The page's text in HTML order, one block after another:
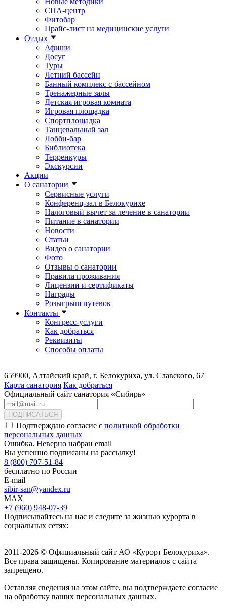
СПА-центр
Фитобар
Прайс-лист на медицинские услуги
Отдых
Афиши
Досуг
Туры
Летний бассейн
Банный комплекс с бассейном
Тренажерные залы
Детская игровая комната
Игровая площадка
Спортплощадка
Танцевальный зал
Лобби-бар
Библиотека
Терренкуры
Экскурсии
Акции
О санатории
Сервисные услуги
Конференц-зал в Белокурихе
Налоговый вычет за лечение в санатории
Питание в санатории
Новости
Статьи
Видео о санатории
Фото
Отзывы о санатории
Правила проживания
Лицензии и сертификаты
Награды
Розыгрыш путевок
Контакты
Конгресс-услуги
Как добраться
Реквизиты
Способы оплаты
659900, Алтайский край, г. Белокуриха, ул. Славского, 67
Карта санатория Как добраться
Официальный сайт санатория «Сибирь»
ПОДПИСАТЬСЯ
Подтверждаю согласие с политикой обработки
персональных данных
Ошибка. Неверно набран email
Вы успешно подписаны на рассылку!
8 (800) 707-51-84
бесплатно по России
E-mail
sibir-san@yandex.ru
MAX
+7 (960) 948-07-39
Подписывайтесь на нас и следите за жизнью курорта в
социальных сетях:
2011-2026 © Официальный сайт АО «Курорт Белокуриха».
Все права защищены. Копирование материалов с сайта
запрещено.
Оставляя сведения на этом сайте, вы подтверждаете согласие
на обработку ваших персональных данных.